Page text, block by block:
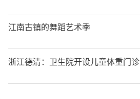
江南古镇的舞蹈艺术季
浙江德清：卫生院开设儿童体重门诊